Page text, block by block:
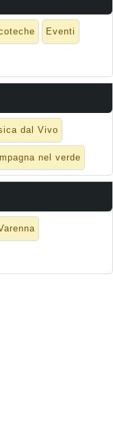
Eventi
dal Vivo
nel verde